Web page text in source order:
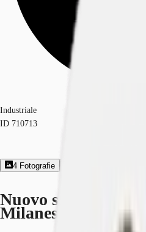
Industriale
ID 710713
4 Fotografie
Nuovo sviluppo
Milanese, Milano